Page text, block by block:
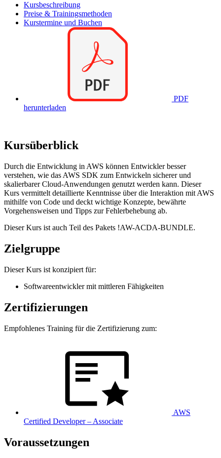
Kursbeschreibung
Preise & Trainingsmethoden
Kurstermine und Buchen
PDF
herunterladen
Kursüberblick
Durch die Entwicklung in AWS können Entwickler besser
verstehen, wie das AWS SDK zum Entwickeln sicherer und
skalierbarer Cloud-Anwendungen genutzt werden kann. Dieser
Kurs vermittelt detaillierte Kenntnisse über die Interaktion mit AWS
mithilfe von Code und deckt wichtige Konzepte, bewährte
Vorgehensweisen und Tipps zur Fehlerbehebung ab.
Dieser Kurs ist auch Teil des Pakets !AW-ACDA-BUNDLE.
Zielgruppe
Dieser Kurs ist konzipiert für:
Softwareentwickler mit mittleren Fähigkeiten
Zertifizierungen
Empfohlenes Training für die Zertifizierung zum:
AWS
Certified Developer – Associate
Voraussetzungen